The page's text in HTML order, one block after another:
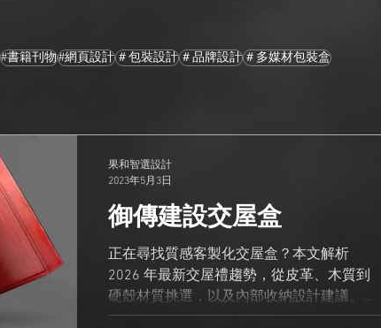
#書籍刊物#網頁設計＃包裝設計＃品牌設計＃多媒材包裝盒
御傳建設交屋盒
正在尋找質感客製化交屋盒？本文解析
2026 年最新交屋禮趨勢，從皮革、木質到
硬殼材質挑選，以及內部收納設計建議。協
助建商與設計師透過專屬訂製交屋盒，提升
果和智選設計
2023年5月3日